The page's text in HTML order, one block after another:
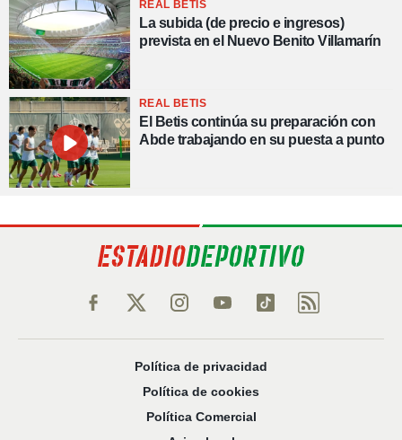
REAL BETIS
La subida (de precio e ingresos)
prevista en el Nuevo Benito Villamarín
REAL BETIS
El Betis continúa su preparación con
Abde trabajando en su puesta a punto
Política de privacidad
Política de cookies
Política Comercial